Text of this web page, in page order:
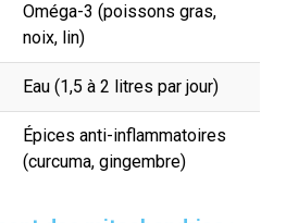
Oméga-3 (poissons gras,
noix, lin)
Eau (1,5 à 2 litres par jour)
Épices anti-inflammatoires
(curcuma, gingembre)